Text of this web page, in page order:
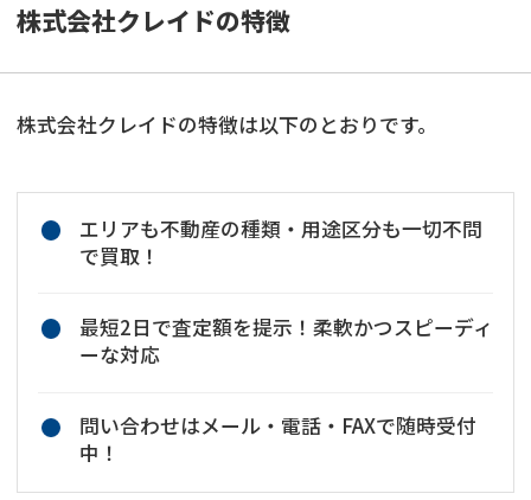
株式会社クレイドの特徴
株式会社クレイドの特徴は以下のとおりです。
エリアも不動産の種類・用途区分も一切不問
で買取！
最短2日で査定額を提示！柔軟かつスピーディ
ーな対応
問い合わせはメール・電話・FAXで随時受付
中！